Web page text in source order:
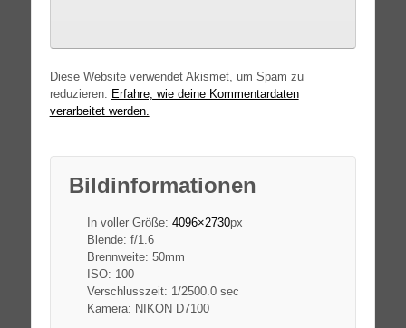
Diese Website verwendet Akismet, um Spam zu
reduzieren.
Erfahre, wie deine Kommentardaten
verarbeitet werden.
Bildinformationen
In voller Größe: 4096×2730px
Blende: f/1.6
Brennweite: 50mm
ISO: 100
Verschlusszeit: 1/2500.0 sec
Kamera: NIKON D7100